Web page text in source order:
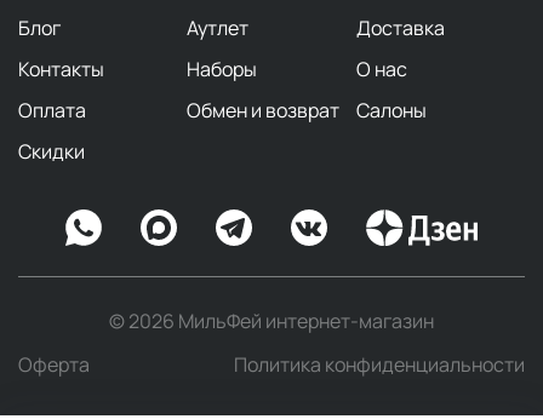
Блог Аутлет
Доставка
Контакты
Наборы
О нас
Оплата
Обмен и возврат
Салоны
Скидки
© 2026 МильФей интернет-магазин
Оферта
Политика конфиденциальности